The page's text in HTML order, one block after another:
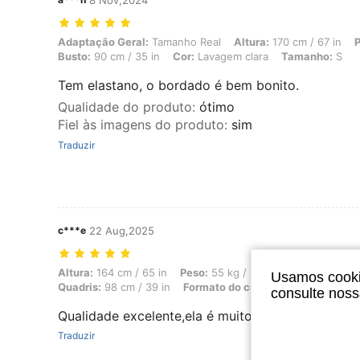
Adaptação Geral: Tamanho Real, Altura: 170 cm / 67 in, Peso: 58
Adaptação Geral: Tamanho Real Altura: 170 cm / 67 in
Busto: 90 cm / 35 in Cor: Lavagem clara Tamanho: S
Tem elastano, o bordado é bem bonito.
Qualidade do produto: ótimo
Fiel às imagens do produto: sim
Traduzir
c***e 22 Aug,2025
Altura: 164 cm / 65 in, Peso: 55 kg / 121 lbs, Busto: 98 cm / 39 in,
Altura: 164 cm / 65 in Peso: 55 kg / 121 lbs Busto:98
Quadris: 98 cm / 39 in Formato do corpo: Ampulheta
Qualidade excelente,ela é muito linda no corpo
Traduzir
Usamos
consulte